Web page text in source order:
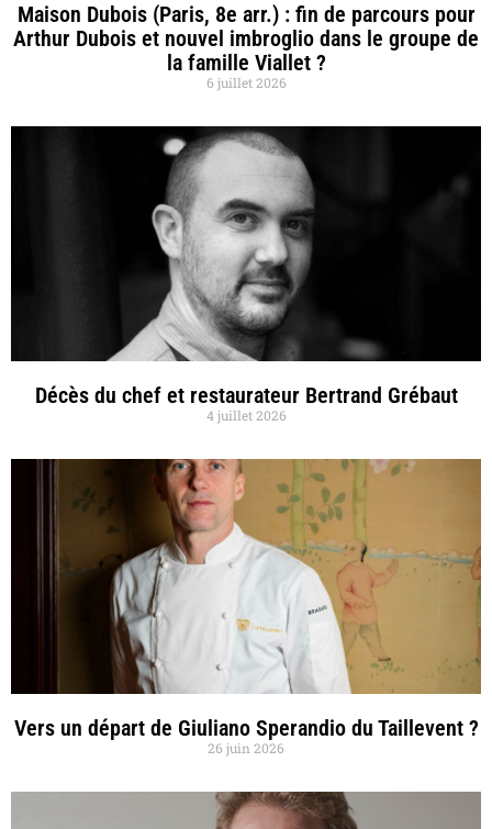
Maison Dubois (Paris, 8e arr.) : fin de parcours pour
Arthur Dubois et nouvel imbroglio dans le groupe de
la famille Viallet ?
6 juillet 2026
Décès du chef et restaurateur Bertrand Grébaut
4 juillet 2026
Vers un départ de Giuliano Sperandio du Taillevent ?
26 juin 2026